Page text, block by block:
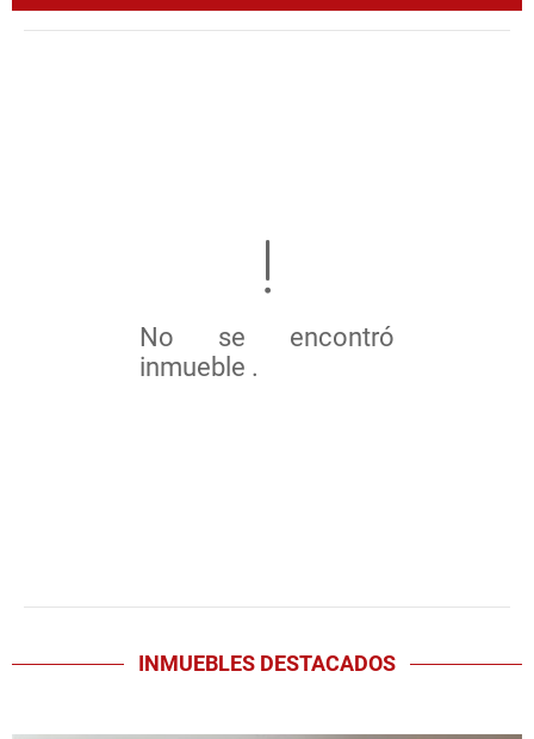
No se encontró
inmueble .
INMUEBLES DESTACADOS